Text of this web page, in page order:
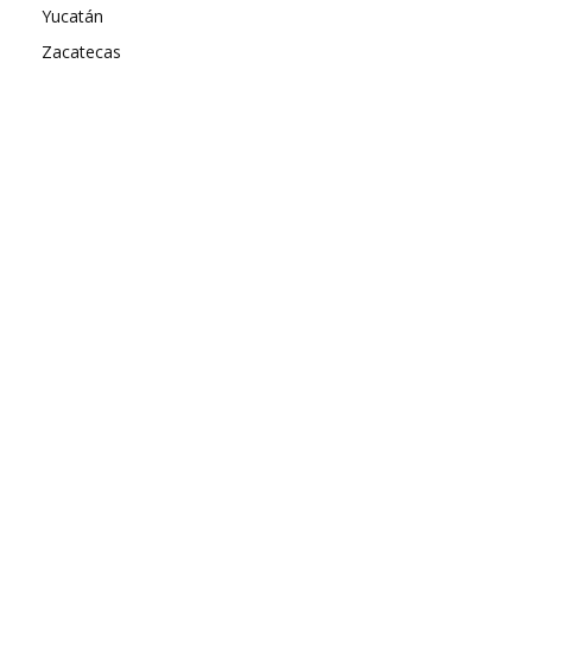
Yucatán
Zacatecas